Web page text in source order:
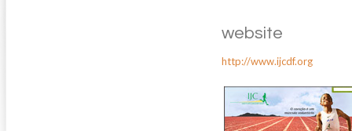
website
http://www.ijcdf.org